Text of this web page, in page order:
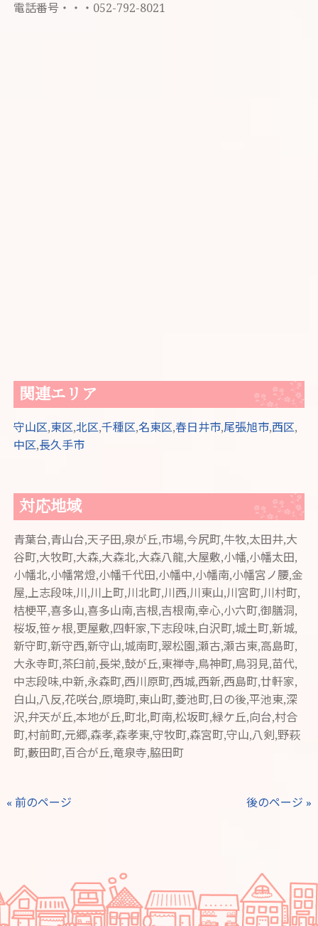
電話番号・・・052-792-8021
関連エリア
守山区,東区,北区,千種区,名東区,春日井市,尾張旭市,西区,
中区,長久手市
対応地域
青葉台,青山台,天子田,泉が丘,市場,今尻町,牛牧,太田井,大
谷町,大牧町,大森,大森北,大森八龍,大屋敷,小幡,小幡太田,
小幡北,小幡常燈,小幡千代田,小幡中,小幡南,小幡宮ノ腰,金
屋,上志段味,川,川上町,川北町,川西,川東山,川宮町,川村町,
桔梗平,喜多山,喜多山南,吉根,吉根南,幸心,小六町,御膳洞,
桜坂,笹ヶ根,更屋敷,四軒家,下志段味,白沢町,城土町,新城,
新守町,新守西,新守山,城南町,翠松園,瀬古,瀬古東,高島町,
大永寺町,茶臼前,長栄,鼓が丘,東禅寺,鳥神町,鳥羽見,苗代,
中志段味,中新,永森町,西川原町,西城,西新,西島町,廿軒家,
白山,八反,花咲台,原境町,東山町,菱池町,日の後,平池東,深
沢,弁天が丘,本地が丘,町北,町南,松坂町,緑ケ丘,向台,村合
町,村前町,元郷,森孝,森孝東,守牧町,森宮町,守山,八剣,野萩
町,藪田町,百合が丘,竜泉寺,脇田町
« 前のページ 後のページ »